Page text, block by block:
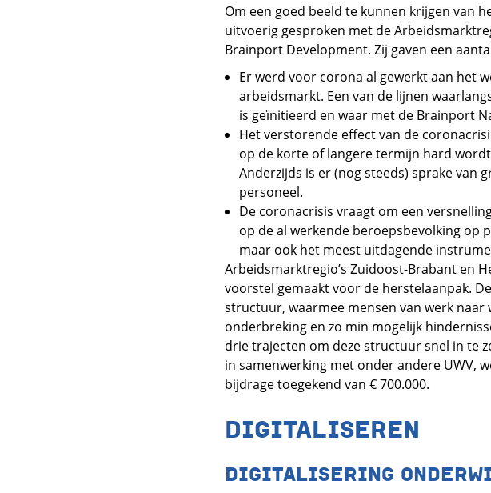
Om een goed beeld te kunnen krijgen van
uitvoerig gesproken met de
Brainport Development. Zij gaven een
Er werd voor corona al gewerkt aan het
arbeidsmarkt. Een van de lijnen
is geïnitieerd en waar met de Brainport
Het verstorende effect van de
op de korte of langere termijn hard
Anderzijds is er (nog steeds) sprake van
personeel.
De coronacrisis vraagt om een
op de al werkende beroepsbevolking op
maar ook het meest uitdagende
Arbeidsmarktregio’s Zuidoost-Brabant en
voorstel gemaakt voor de herstelaanpak.
structuur, waarmee mensen van werk
onderbreking en zo min mogelijk
drie trajecten om deze structuur snel in te
in samenwerking met onder andere UWV,
bijdrage toegekend van € 700.000.
DIGITALISEREN
DIGITALISERING